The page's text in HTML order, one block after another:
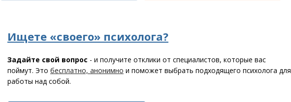
Ищете «своего» психолога?
Задайте свой вопрос - и получите отклики от специалистов, которые вас
поймут. Это бесплатно, анонимно и поможет выбрать подходящего психолога для
работы над собой.